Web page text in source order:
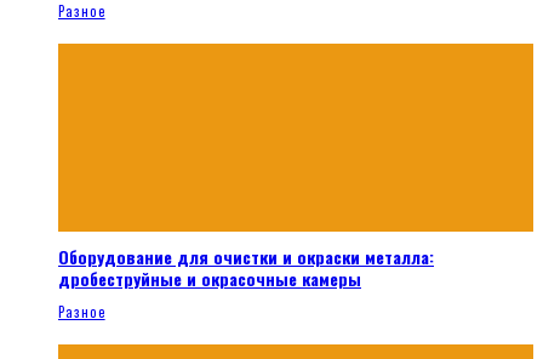
Разное
Оборудование для очистки и окраски металла:
дробеструйные и окрасочные камеры
Разное